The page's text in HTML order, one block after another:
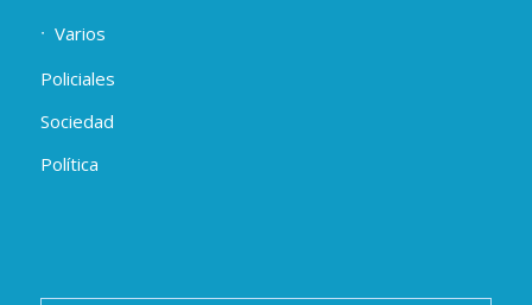
Varios
Policiales
Sociedad
Política